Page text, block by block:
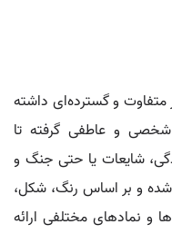
متفاوت و گسترده‌ای داشته
شخصی و عاطفی گرفته تا
شایعات یا حتی جنگ و
و بر اساس رنگ، شکل،
و نمادهای مختلفی ارائه